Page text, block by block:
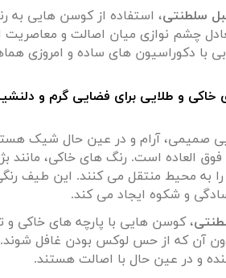
سلطنتی، استفاده از کوسن هایی به
چشم نوازی میان اصالت و معاصریت
با دکوراسیون های ساده و امروزی
صمیمی، آرام و در عین حال شیک
فوق العاده است. رنگ های خاکی،
به محیط منتقل می کنند. این طیف
و شکوه ایجاد می کند.
، کوسن هایی با پارچه های خاکی و
آن که از حس لوکس بودن غافل
و در عین حال با اصالت هستند.